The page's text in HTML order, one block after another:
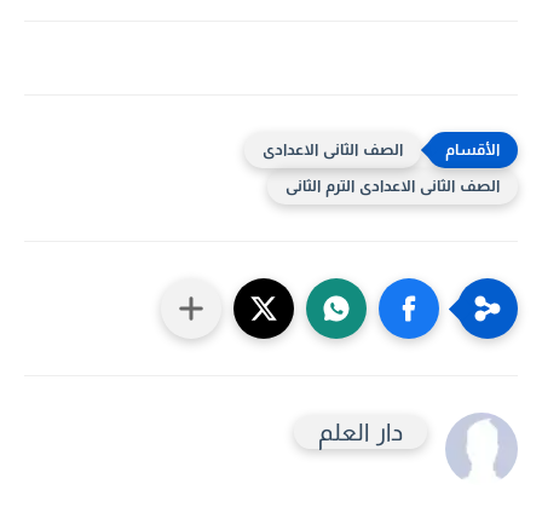
الصف الثانى الاعدادى
الصف الثانى الاعدادى الترم الثانى
دار العلم